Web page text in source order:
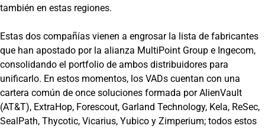
también en estas regiones.
Estas dos compañías vienen a engrosar la lista de fabricantes
que han apostado por la alianza MultiPoint Group e Ingecom,
consolidando el portfolio de ambos distribuidores para
unificarlo. En estos momentos, los VADs cuentan con una
cartera común de once soluciones formada por AlienVault
(AT&T), ExtraHop, Forescout, Garland Technology, Kela, ReSec,
SealPath, Thycotic, Vicarius, Yubico y Zimperium; todos estos